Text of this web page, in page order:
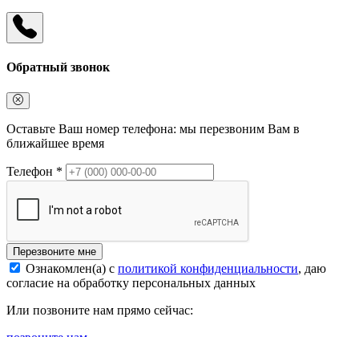
Обратный звонок
Оставьте Ваш номер телефона: мы перезвоним Вам в
ближайшее время
Телефон *
Перезвоните мне
Ознакомлен(а) с политикой конфиденциальности, даю
согласие на обработку персональных данных
Или позвоните нам прямо сейчас: